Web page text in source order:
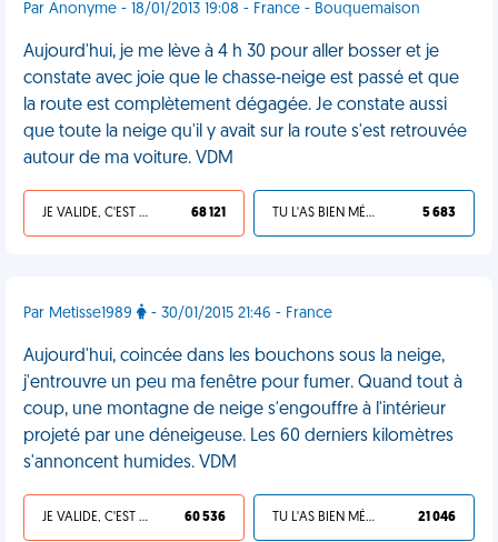
Par Anonyme - 18/01/2013 19:08 - France - Bouquemaison
Aujourd'hui, je me lève à 4 h 30 pour aller bosser et je
constate avec joie que le chasse-neige est passé et que
la route est complètement dégagée. Je constate aussi
que toute la neige qu'il y avait sur la route s'est retrouvée
autour de ma voiture. VDM
JE VALIDE, C'EST UNE VDM 68 121 TU L'AS BIEN MÉRITÉ 5 683
Par Metisse1989 - 30/01/2015 21:46 - France
Aujourd'hui, coincée dans les bouchons sous la neige,
j'entrouvre un peu ma fenêtre pour fumer. Quand tout à
coup, une montagne de neige s'engouffre à l'intérieur
projeté par une déneigeuse. Les 60 derniers kilomètres
s'annoncent humides. VDM
JE VALIDE, C'EST UNE VDM 60 536 TU L'AS BIEN MÉRITÉ 21 046